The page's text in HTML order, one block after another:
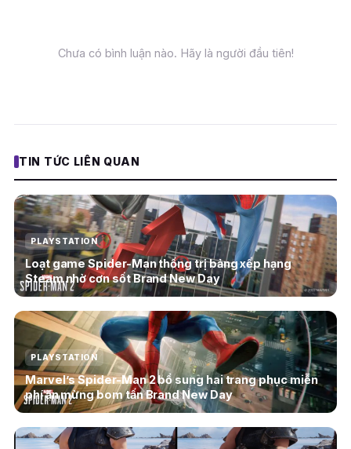
Chưa có bình luận nào. Hãy là người đầu tiên!
TIN TỨC LIÊN QUAN
PLAYSTATION
Loạt game Spider-Man thống trị bảng xếp hạng
Steam nhờ cơn sốt Brand New Day
PLAYSTATION
Marvel’s Spider-Man 2 bổ sung hai trang phục miễn
phí ăn mừng bom tấn Brand New Day